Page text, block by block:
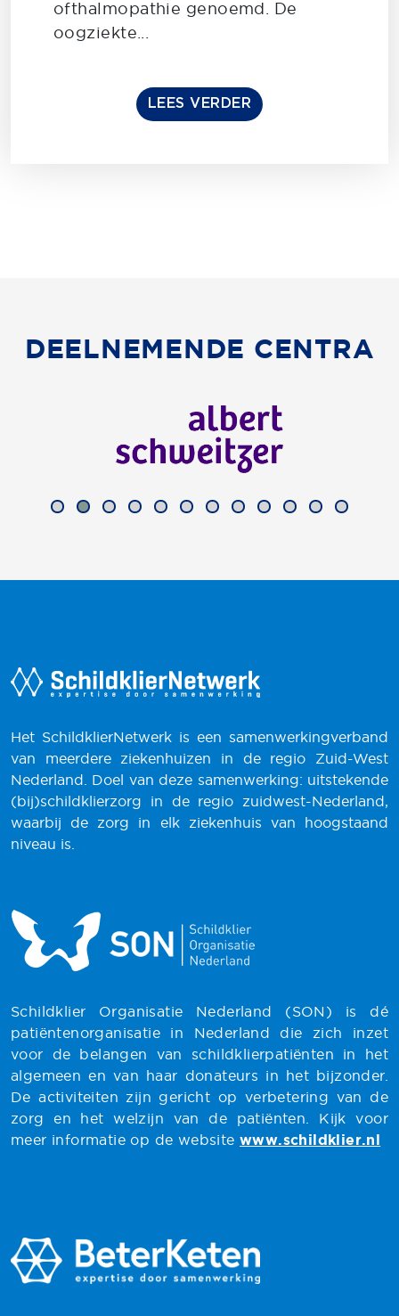
ofthalmopathie genoemd. De
oogziekte...
LEES VERDER
DEELNEMENDE CENTRA
Het SchildklierNetwerk is een samenwerkingverband
van meerdere ziekenhuizen in de regio Zuid-West
Nederland. Doel van deze samenwerking: uitstekende
(bij)schildklierzorg in de regio zuidwest-Nederland,
waarbij de zorg in elk ziekenhuis van hoogstaand
niveau is.
Schildklier Organisatie Nederland (SON) is dé
patiëntenorganisatie in Nederland die zich inzet
voor de belangen van schildklierpatiënten in het
algemeen en van haar donateurs in het bijzonder.
De activiteiten zijn gericht op verbetering van de
zorg en het welzijn van de patiënten. Kijk voor
meer informatie op de website www.schildklier.nl